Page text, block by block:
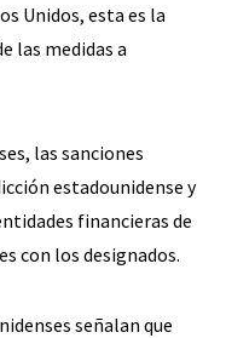
Unidos, esta es la
las medidas a
las sanciones
estadounidense y
financieras de
con los designados.
señalan que